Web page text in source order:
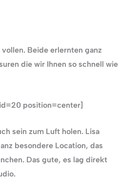
Beide erlernten ganz
die wir Ihnen so schnell wie
position=center]
sein zum Luft holen. Lisa
besondere Location, das
Das gute, es lag direkt